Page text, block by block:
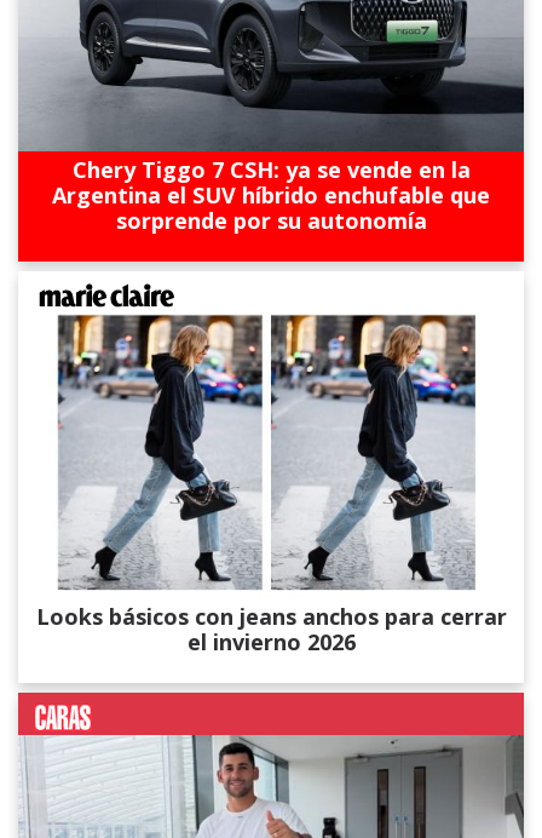
Chery Tiggo 7 CSH: ya se vende en la
Argentina el SUV híbrido enchufable que
sorprende por su autonomía
Looks básicos con jeans anchos para cerrar
el invierno 2026